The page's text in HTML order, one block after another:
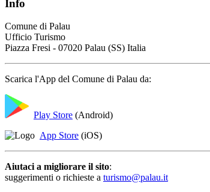
Info
Comune di Palau
Ufficio Turismo
Piazza Fresi - 07020 Palau (SS) Italia
Scarica l'App del Comune di Palau da:
Play Store (Android)
App Store (iOS)
Aiutaci a migliorare il sito:
suggerimenti o richieste a turismo@palau.it